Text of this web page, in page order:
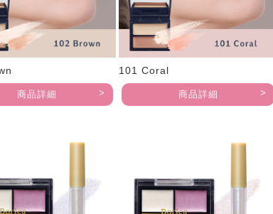
商品詳細
101 Coral
商品詳細